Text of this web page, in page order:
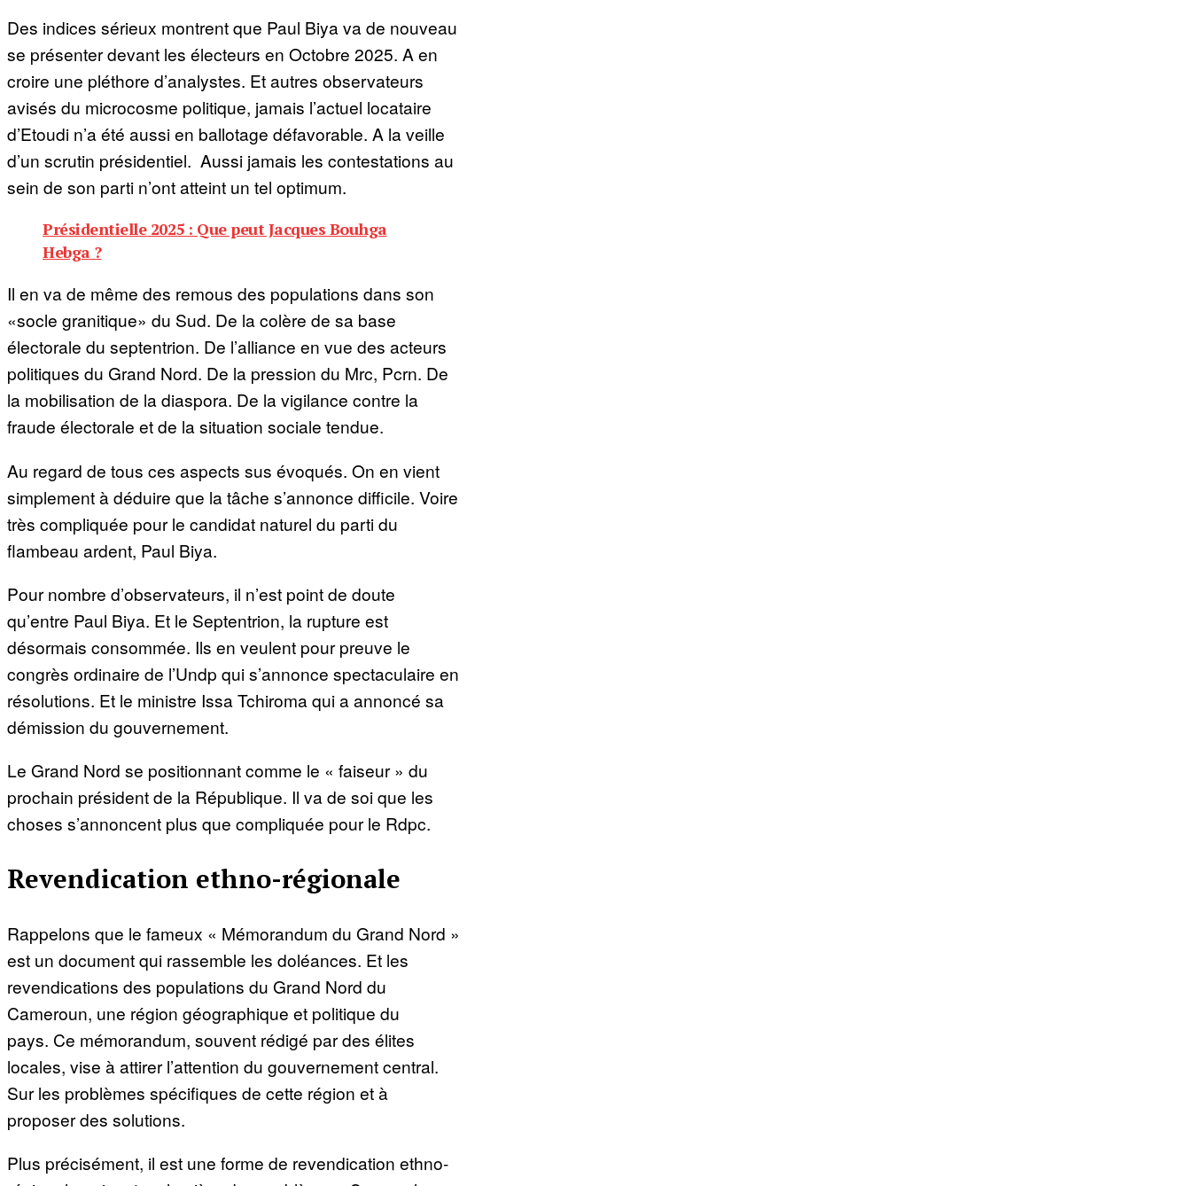
Des indices sérieux montrent que Paul Biya va de nouveau
se présenter devant les électeurs en Octobre 2025. A en
croire une pléthore d’analystes. Et autres observateurs
avisés du microcosme politique, jamais l’actuel locataire
d’Etoudi n’a été aussi en ballotage défavorable. A la veille
d’un scrutin présidentiel. Aussi jamais les contestations au
sein de son parti n’ont atteint un tel optimum.
Présidentielle 2025 : Que peut Jacques Bouhga
Hebga ?
Il en va de même des remous des populations dans son
«socle granitique» du Sud. De la colère de sa base
électorale du septentrion. De l’alliance en vue des acteurs
politiques du Grand Nord. De la pression du Mrc, Pcrn. De
la mobilisation de la diaspora. De la vigilance contre la
fraude électorale et de la situation sociale tendue.
Au regard de tous ces aspects sus évoqués. On en vient
simplement à déduire que la tâche s’annonce difficile. Voire
très compliquée pour le candidat naturel du parti du
flambeau ardent, Paul Biya.
Pour nombre d’observateurs, il n’est point de doute
qu’entre Paul Biya. Et le Septentrion, la rupture est
désormais consommée. Ils en veulent pour preuve le
congrès ordinaire de l’Undp qui s’annonce spectaculaire en
résolutions. Et le ministre Issa Tchiroma qui a annoncé sa
démission du gouvernement.
Le Grand Nord se positionnant comme le « faiseur » du
prochain président de la République. Il va de soi que les
choses s’annoncent plus que compliquée pour le Rdpc.
Revendication ethno-régionale
Rappelons que le fameux « Mémorandum du Grand Nord »
est un document qui rassemble les doléances. Et les
revendications des populations du Grand Nord du
Cameroun, une région géographique et politique du
pays. Ce mémorandum, souvent rédigé par des élites
locales, vise à attirer l’attention du gouvernement central.
Sur les problèmes spécifiques de cette région et à
proposer des solutions.
Plus précisément, il est une forme de revendication ethno-